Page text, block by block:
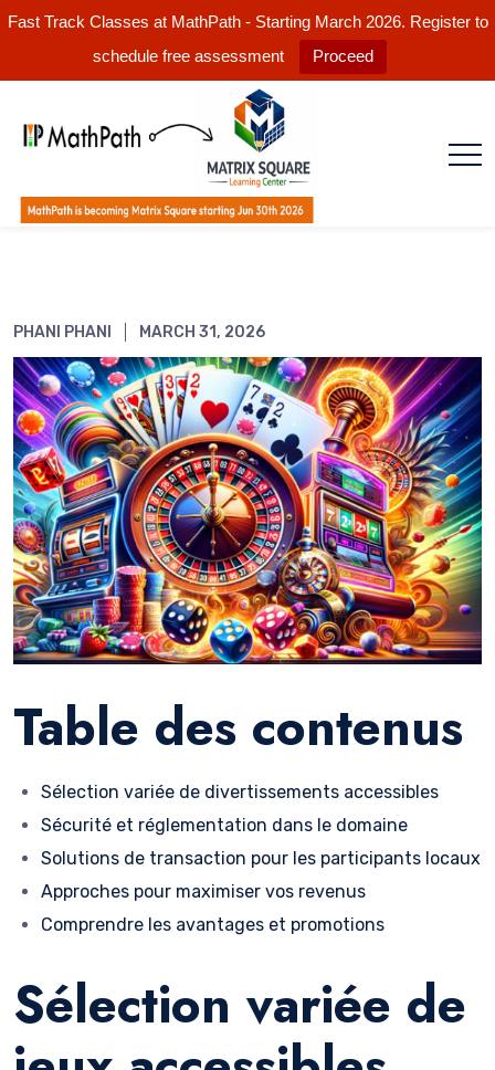
Fast Track Classes at MathPath - Starting March 2026. Register to
schedule free assessment
Proceed
PHANI PHANI MARCH 31, 2026
Table des contenus
Sélection variée de divertissements accessibles
Sécurité et réglementation dans le domaine
Solutions de transaction pour les participants locaux
Approches pour maximiser vos revenus
Comprendre les avantages et promotions
Sélection variée de